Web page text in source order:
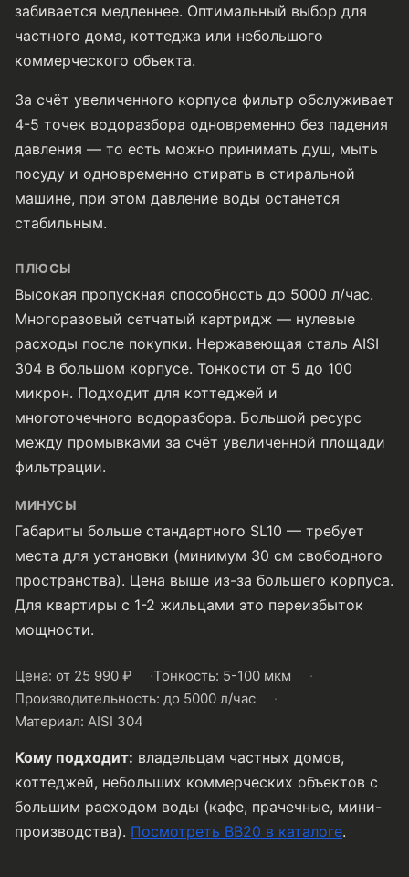
забивается медленнее. Оптимальный выбор для
частного дома, коттеджа или небольшого
коммерческого объекта.
За счёт увеличенного корпуса фильтр обслуживает
4-5 точек водоразбора одновременно без падения
давления — то есть можно принимать душ, мыть
посуду и одновременно стирать в стиральной
машине, при этом давление воды останется
стабильным.
ПЛЮСЫ
Высокая пропускная способность до 5000 л/час.
Многоразовый сетчатый картридж — нулевые
расходы после покупки. Нержавеющая сталь AISI
304 в большом корпусе. Тонкости от 5 до 100
микрон. Подходит для коттеджей и
многоточечного водоразбора. Большой ресурс
между промывками за счёт увеличенной площади
фильтрации.
МИНУСЫ
Габариты больше стандартного SL10 — требует
места для установки (минимум 30 см свободного
пространства). Цена выше из-за большего корпуса.
Для квартиры с 1-2 жильцами это переизбыток
мощности.
Цена: от 25 990 ₽
Тонкость: 5-100 мкм
Производительность: до 5000 л/час
Материал: AISI 304
Кому подходит: владельцам частных домов,
коттеджей, небольших коммерческих объектов с
большим расходом воды (кафе, прачечные, мини-
производства). Посмотреть BB20 в каталоге.